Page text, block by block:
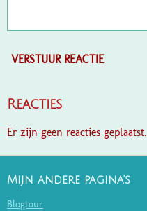
VERSTUUR REACTIE
Reacties
Er zijn geen reacties geplaatst.
Mijn andere pagina's
Blogtour